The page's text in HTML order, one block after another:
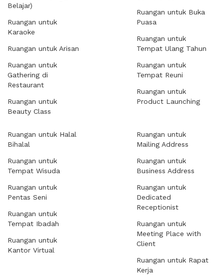
Belajar)
Ruangan untuk
Karaoke
Ruangan untuk Arisan
Ruangan untuk
Gathering di
Restaurant
Ruangan untuk
Beauty Class
Ruangan untuk Buka
Puasa
Ruangan untuk
Tempat Ulang Tahun
Ruangan untuk
Tempat Reuni
Ruangan untuk
Product Launching
Ruangan untuk Halal
Bihalal
Ruangan untuk
Tempat Wisuda
Ruangan untuk
Pentas Seni
Ruangan untuk
Tempat Ibadah
Ruangan untuk
Kantor Virtual
Ruangan untuk
Mailing Address
Ruangan untuk
Business Address
Ruangan untuk
Dedicated
Receptionist
Ruangan untuk
Meeting Place with
Client
Ruangan untuk Rapat
Kerja